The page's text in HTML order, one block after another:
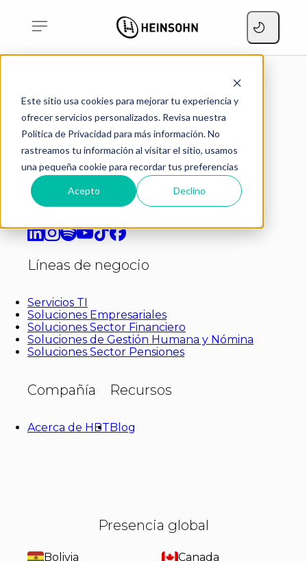
Este sitio usa cookies para mejorar tu experiencia y
ofrecer servicios personalizados. Revisa nuestra
Política de Privacidad para más información. No
rastreamos tu información al visitar el sitio, usamos
una pequeña cookie para recordar tus preferencias
Acepto Declino
Transformando empresas a través de
soluciones tecnológicas innovadoras e
inteligencia artificial a la vanguardia.
Líneas de negocio
Servicios TI
Soluciones Empresariales
Soluciones Sector Financiero
Soluciones de Gestión Humana y Nómina
Soluciones Sector Pensiones
Compañía
Acerca de HBT
Recursos
Blog
Presencia global
Bolivia Canada